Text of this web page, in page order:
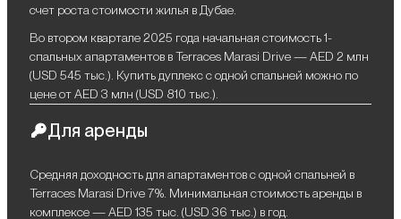
счет роста стоимости жилья в Дубае.
Во втором квартале 2025 года начальная стоимость 1-
спальных апартаментов в Terraces Marasi Drive — AED 2 млн
(USD 545 тыс.). Купить дуплекс с одной спальней можно по
цене от AED 3 млн (USD 810 тыс.).
Для аренды
Средняя доходность для апартаментов с одной спальней в
Terraces Marasi Drive 7%. Минимальная стоимость аренды в
комплексе — AED 135 тыс. (USD 36 тыс.) в год.